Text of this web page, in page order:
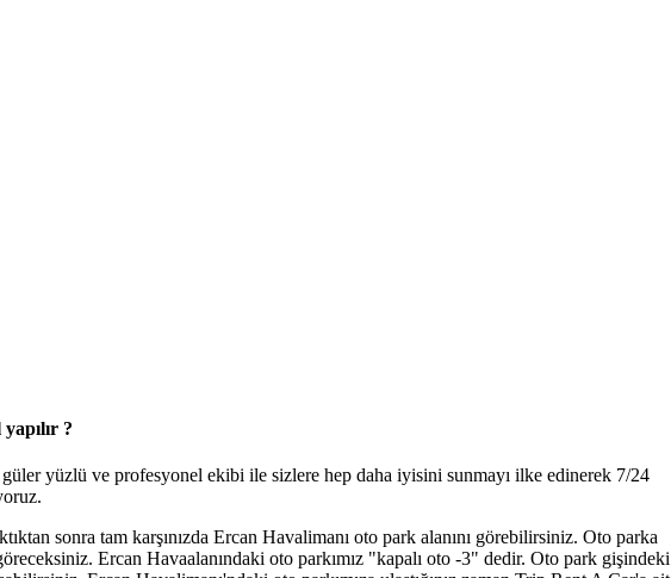
?
güler yüzlü ve profesyonel ekibi ile sizlere hep daha iyisini sunmayı ilke edinerek 7/24
sonra tam karşınızda Ercan Havalimanı oto park alanını görebilirsiniz. Oto parka
Ercan Havaalanındaki oto parkımız "kapalı oto -3" dedir. Oto park gişindeki